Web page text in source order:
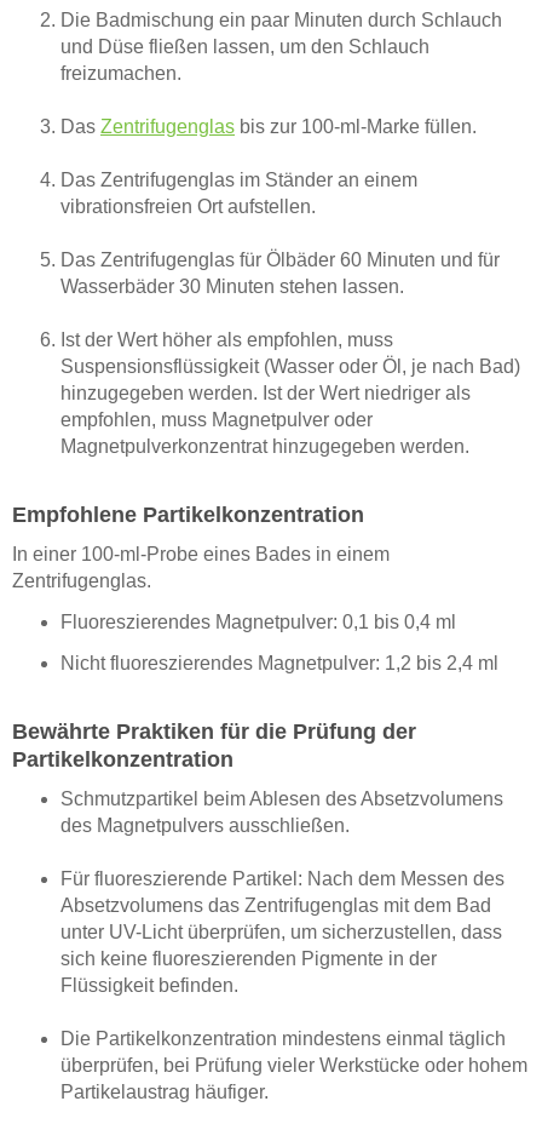
Die Badmischung ein paar Minuten durch Schlauch
und Düse fließen lassen, um den Schlauch
freizumachen.
Das Zentrifugenglas bis zur 100-ml-Marke füllen.
Das Zentrifugenglas im Ständer an einem
vibrationsfreien Ort aufstellen.
Das Zentrifugenglas für Ölbäder 60 Minuten und für
Wasserbäder 30 Minuten stehen lassen.
Ist der Wert höher als empfohlen, muss
Suspensionsflüssigkeit (Wasser oder Öl, je nach Bad)
hinzugegeben werden. Ist der Wert niedriger als
empfohlen, muss Magnetpulver oder
Magnetpulverkonzentrat hinzugegeben werden.
Empfohlene Partikelkonzentration
In einer 100-ml-Probe eines Bades in einem
Zentrifugenglas.
Fluoreszierendes Magnetpulver: 0,1 bis 0,4 ml
Nicht fluoreszierendes Magnetpulver: 1,2 bis 2,4 ml
Bewährte Praktiken für die Prüfung der
Partikelkonzentration
Schmutzpartikel beim Ablesen des Absetzvolumens
des Magnetpulvers ausschließen.
Für fluoreszierende Partikel: Nach dem Messen des
Absetzvolumens das Zentrifugenglas mit dem Bad
unter UV-Licht überprüfen, um sicherzustellen, dass
sich keine fluoreszierenden Pigmente in der
Flüssigkeit befinden.
Die Partikelkonzentration mindestens einmal täglich
überprüfen, bei Prüfung vieler Werkstücke oder hohem
Partikelaustrag häufiger.